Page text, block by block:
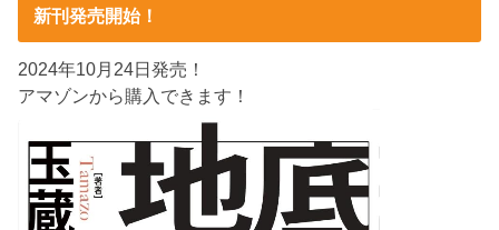
新刊発売開始！
2024年10月24日発売！
アマゾンから購入できます！